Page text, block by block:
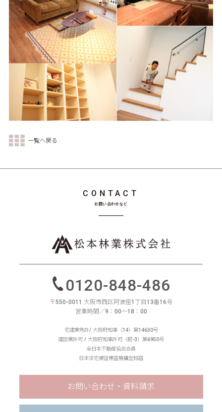
一覧へ戻る
CONTACT
お問い合わせなど
0120-848-486
〒550-0011 大阪市西区阿波座1丁目13番16号
営業時間／9：00〜18：00
宅建業免許/ 大阪府知事（14）第14630号
建設業許可 / 大阪府知事許可（般-3）第6950号
全日本不動産協会会員
日本住宅保証検査機構登録店
お問い合わせ・資料請求